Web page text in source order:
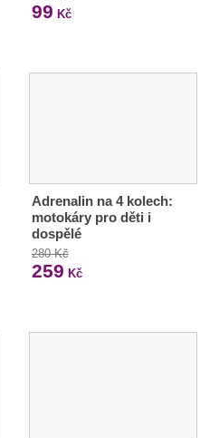
99 Kč
Adrenalin na 4 kolech:
motokáry pro děti i
dospělé
280 Kč
259 Kč